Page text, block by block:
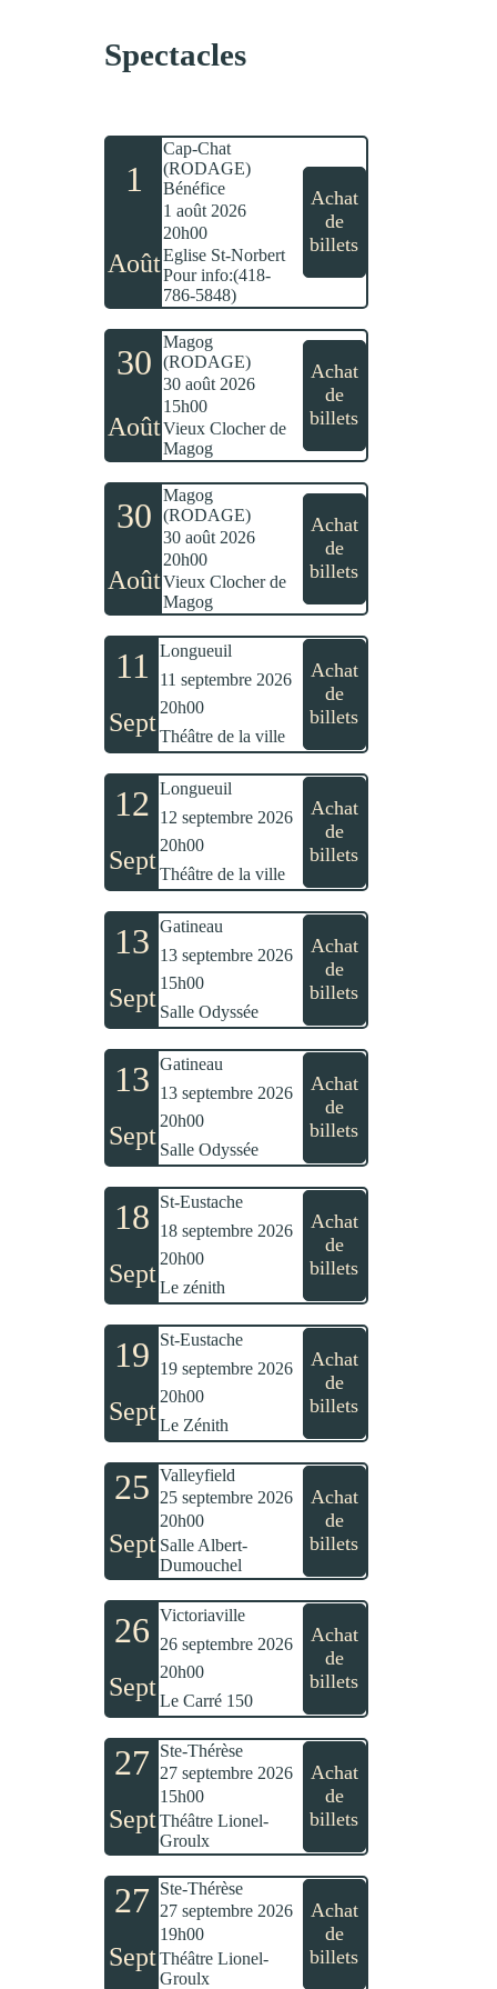
Spectacles
1
Cap-Chat
(RODAGE)
Bénéfice
Achat
de
billets
1 août 2026
Août
20h00
Eglise St-Norbert
Pour info:(418-
786-5848)
30
Magog
(RODAGE)
Achat
de
billets
30 août 2026
Août
15h00
Vieux Clocher de
Magog
30
Magog
(RODAGE)
Achat
de
billets
30 août 2026
Août
20h00
Vieux Clocher de
Magog
11 Longueuil
Achat
de
billets
11 septembre 2026
Sept
20h00
Théâtre de la ville
12 Longueuil
Achat
de
billets
12 septembre 2026
Sept
20h00
Théâtre de la ville
13 Gatineau
Achat
de
billets
13 septembre 2026
Sept
15h00
Salle Odyssée
13 Gatineau
Achat
de
billets
13 septembre 2026
Sept
20h00
Salle Odyssée
18 St-Eustache
Achat
de
billets
18 septembre 2026
Sept
20h00
Le zénith
19 St-Eustache
Achat
de
billets
19 septembre 2026
Sept
20h00
Le Zénith
25 Valleyfield
Achat
de
billets
25 septembre 2026
Sept
20h00
Salle Albert-
Dumouchel
26 Victoriaville
Achat
de
billets
26 septembre 2026
Sept
20h00
Le Carré 150
27 Ste-Thérèse
Achat
de
billets
27 septembre 2026
Sept
15h00
Théâtre Lionel-
Groulx
27 Ste-Thérèse
Achat
de
billets
27 septembre 2026
Sept
19h00
Théâtre Lionel-
Groulx